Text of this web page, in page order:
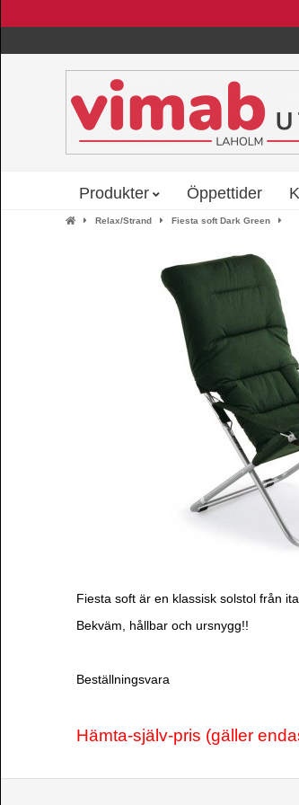
Produkter Öppettider
Relax/Strand Fiesta soft Dark Green
Fiesta soft är en klassisk solstol från
Bekväm, hållbar och ursnygg!!
Beställningsvara
Hämta-själv-pris (gäller